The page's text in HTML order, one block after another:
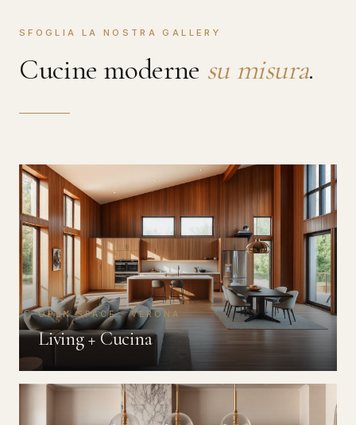
SFOGLIA LA NOSTRA GALLERY
Cucine moderne su misura.
OPEN SPACE · VERONA
Living + Cucina